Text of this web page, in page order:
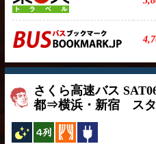
さくら高速バス
都⇒横浜・新宿 スタ
夜行バス
横4列 カーテン